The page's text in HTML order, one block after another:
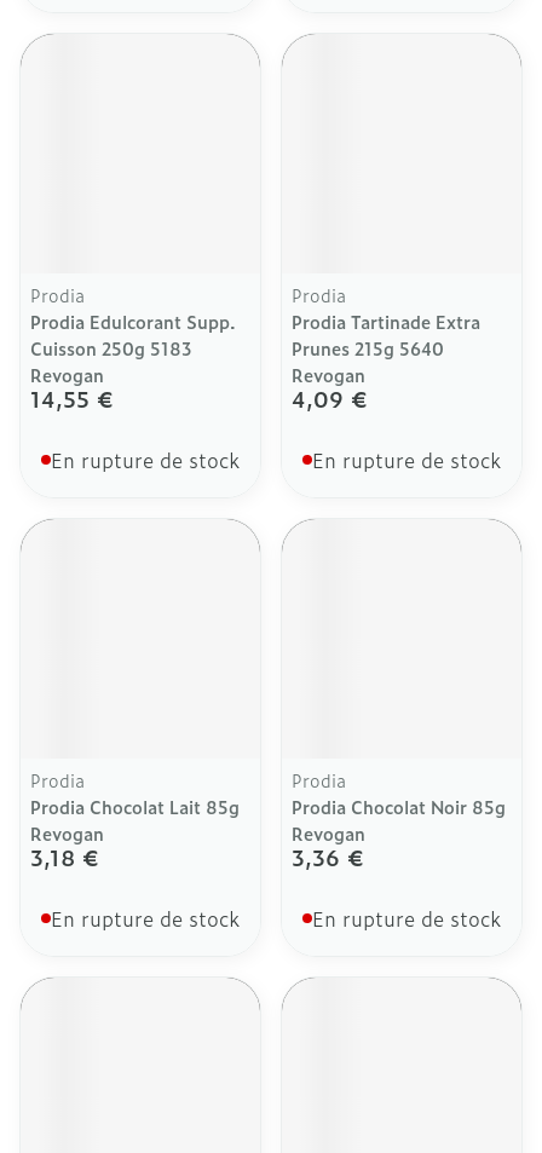
Prodia
Prodia Edulcorant Supp.
Cuisson 250g 5183
Revogan
14,55 €
En rupture de stock
Prodia
Prodia Tartinade Extra
Prunes 215g 5640
Revogan
4,09 €
En rupture de stock
Prodia
Prodia Chocolat Lait 85g
Revogan
3,18 €
En rupture de stock
Prodia
Prodia Chocolat Noir 85g
Revogan
3,36 €
En rupture de stock